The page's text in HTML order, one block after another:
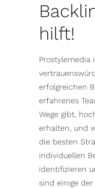
hilft!
Prostylemedia
erfolgreichen
erfahrenes
Wege gibt,
erhalten, und
die besten
individuellen
identifizieren
sind einige